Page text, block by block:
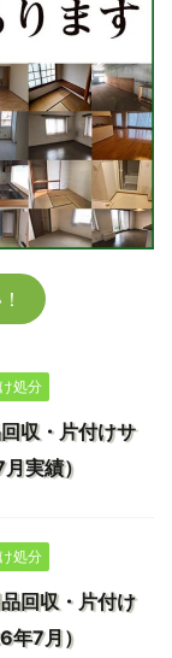
処分
収・片付けサ
実績）
処分
回収・片付け
7月）